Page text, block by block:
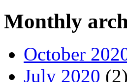
Monthly
October
July 2020 (2)